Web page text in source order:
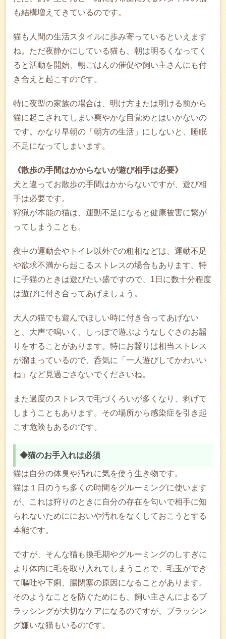
も結構増えてきているのです。
猫も人間の生活スタイルに歩み寄っているといえます
ね。ただ夜静かにしている猫も、朝は明るくなってく
ると活動を開始、朝ごはんの催促や飼い主さんにも付
き合えと起こすのです。
特に夜型の家族の場合は、明け方または明ける前から
猫に起こされてしまい爽やかな目覚めとはいかないの
です。かなり早朝の「朝方の生活」にしないと、睡眠
不足になってしまいます。
《散歩の手間はかからないが遊び相手は必要》
犬と違ってお散歩の手間はかからないですが、遊び相
手は必要です。
狩猟が本能の猫は、運動不足になると健康被害に繋が
ってしまうことも。
夜中の運動会やトイレ以外での粗相などは、運動不足
や欲求不満から起こるストレスの場合もあります。特
に子猫のときは遊びたい盛ですので、1日に数十分程度
は遊びに付き合ってあげましょう。
大人の猫でも遊んでほしい時に付き合ってあげない
と、大声で鳴いく、しっぽで遊ぶようなしぐさのお齧
りをすることがあります。特にお齧りは相当ストレス
が溜まっているので、呑気に「一人遊びしてかわいい
ね」など見過ごさないでくださいね。
また過度のストレスで毛づくろいが多くなり、剥げて
しまうこともあります。その場所から感染症を引き起
こす危険もあるのです。
◆猫のお手入れは必須
猫は自分の体臭や汚れに気を使う生き物です。
猫は１日のうち多くの時間をグルーミングに使います
が、これは狩りのときに自分の存在を匂いで相手に知
られないためににおいや汚れをなくしておこうとする
本能です。
ですが、そんな猫も換毛期やグルーミングのしすぎに
より体内に毛を取り入れてしまうことで、毛玉ができ
て嘔吐や下痢、腸閉塞の原因になることがあります。
そのようなことを防ぐためにも、飼い主さんによるブ
ラッシングが大切なケアになるのですが、ブラッシン
グ嫌いな猫もいるのです。